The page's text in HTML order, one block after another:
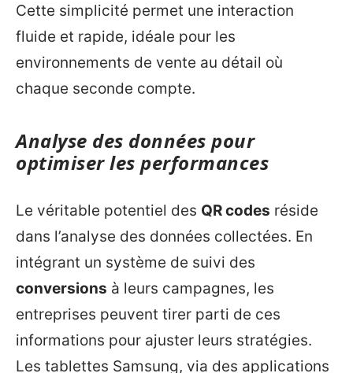
Cette simplicité permet une interaction
fluide et rapide, idéale pour les
environnements de vente au détail où
chaque seconde compte.
Analyse des données pour
optimiser les performances
Le véritable potentiel des QR codes réside
dans l’analyse des données collectées. En
intégrant un système de suivi des
conversions à leurs campagnes, les
entreprises peuvent tirer parti de ces
informations pour ajuster leurs stratégies.
Les tablettes Samsung, via des applications